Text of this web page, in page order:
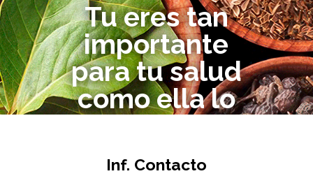
Tu eres tan
importante
para tu salud
como ella lo
Inf. Contacto